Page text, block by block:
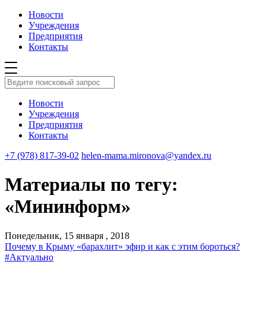
Новости
Учреждения
Предприятия
Контакты
Новости
Учреждения
Предприятия
Контакты
+7 (978) 817-39-02 helen-mama.mironova@yandex.ru
Материалы по тегу:
«Мининформ»
Понедельник, 15 января , 2018
Почему в Крыму «барахлит» эфир и как с этим бороться?
#Актуально